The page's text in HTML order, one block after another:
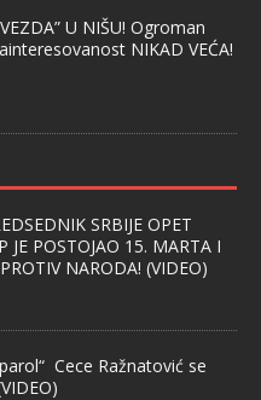
U NIŠU! Ogroman
NIKAD VEĆA!
SRBIJE OPET
JE POSTOJAO 15. MARTA I
NARODA! (VIDEO)
Cece Ražnatović se